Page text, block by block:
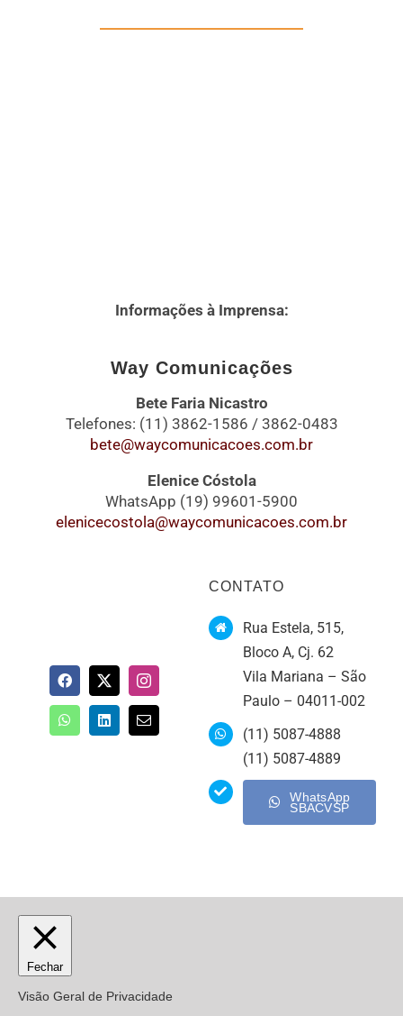
Informações à Imprensa:
Way Comunicações
Bete Faria Nicastro
Telefones: (11) 3862-1586 / 3862-0483
bete@waycomunicacoes.com.br
Elenice Cóstola
WhatsApp (19) 99601-5900
elenicecostola@waycomunicacoes.com.br
CONTATO
Rua Estela, 515,
Bloco A, Cj. 62
Vila Mariana – São
Paulo – 04011-002
(11) 5087-4888
(11) 5087-4889
WhatsApp
SBACVSP
Fechar
Visão Geral de Privacidade